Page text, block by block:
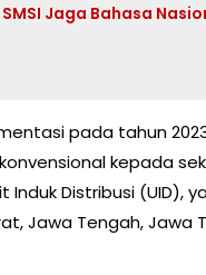
Jaga Bahasa
pada tahun
kepada
Distribusi (UID),
Jawa Tengah, Jawa